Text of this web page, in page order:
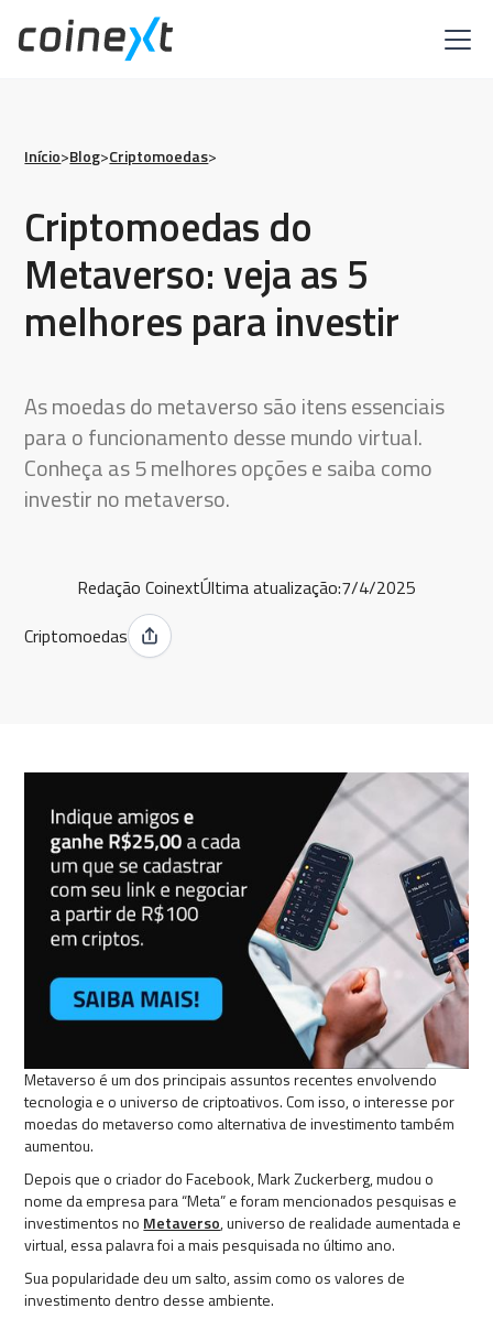
Início>Blog>Criptomoedas>
Criptomoedas do
Metaverso: veja as 5
melhores para investir
As moedas do metaverso são itens essenciais
para o funcionamento desse mundo virtual.
Conheça as 5 melhores opções e saiba como
investir no metaverso.
Redação CoinextÚltima atualização:7/4/2025
Criptomoedas
Metaverso é um dos principais assuntos recentes envolvendo
tecnologia e o universo de criptoativos. Com isso, o interesse por
moedas do metaverso como alternativa de investimento também
aumentou.
Depois que o criador do Facebook, Mark Zuckerberg, mudou o
nome da empresa para “Meta” e foram mencionados pesquisas e
investimentos no Metaverso, universo de realidade aumentada e
virtual, essa palavra foi a mais pesquisada no último ano.
Sua popularidade deu um salto, assim como os valores de
investimento dentro desse ambiente.